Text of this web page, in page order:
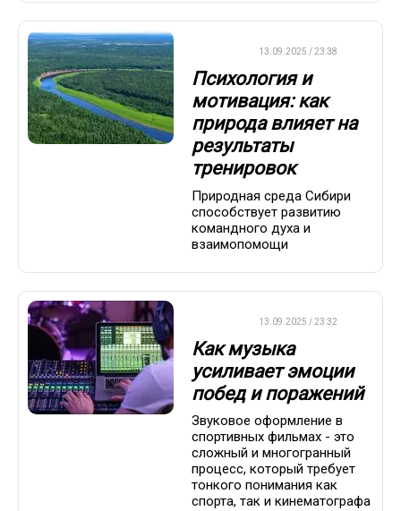
13.09.2025 / 23:38
Психология и
мотивация: как
природа влияет на
результаты
тренировок
Природная среда Сибири
способствует развитию
командного духа и
взаимопомощи
13.09.2025 / 23:32
Как музыка
усиливает эмоции
побед и поражений
Звуковое оформление в
спортивных фильмах - это
сложный и многогранный
процесс, который требует
тонкого понимания как
спорта, так и кинематографа